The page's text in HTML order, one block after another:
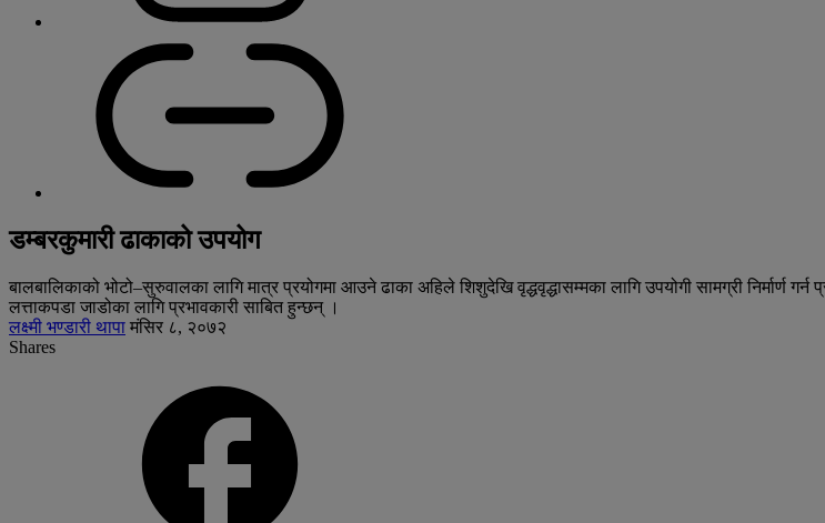
डम्बरकुमारी ढाकाको उपयोग
बालबालिकाको भोटो–सुरुवालका लागि मात्र प्रयोगमा आउने ढाका अहिले शिशुदेखि वृद्धवृद्धासम्मका लागि उपयोगी सामग्री
लत्ताकपडा जाडोका लागि प्रभावकारी साबित हुन्छन् ।
लक्ष्मी भण्डारी थापा मंसिर ८, २०७२
Shares